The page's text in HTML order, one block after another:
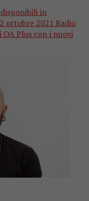
in
ottobre 2021 Radio
Plus con i nuovi